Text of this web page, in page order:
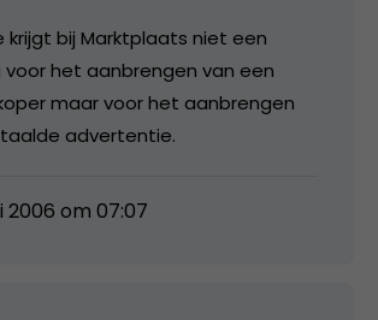
krijgt bij Marktplaats niet een
het aanbrengen van een
maar voor het aanbrengen
advertentie.
om 07:07